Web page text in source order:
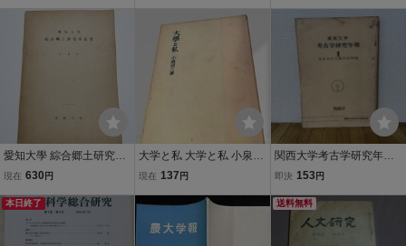
報編集室/N-E08
愛知大學 綜合郷土研究所
紀要 第2輯 1955
現在 630 円
大学と私 大学と私 小泉信
三 教育 随筆 思想
現在 137 円
関西大学考古学研究年報
１1967年 考古学 歴史 資
即決 153 円
本日終了 送料無料